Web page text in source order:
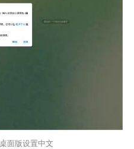
面版设置中文